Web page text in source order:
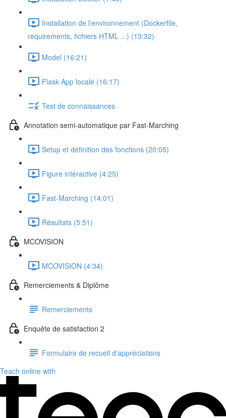
Installation de l'environnement (Dockerfile,
requirements, fichiers HTML ...) (13:32)
Model (16:21)
Flask App locale (16:17)
Test de connaissances
Annotation semi-automatique par Fast-Marching
Setup et définition des fonctions (20:05)
Figure intéractive (4:25)
Fast-Marching (14:01)
Résultats (5:51)
MCOVISION
MCOVISION (4:34)
Remerciements & Diplôme
Remerciements
Enquête de satisfaction 2
Formulaire de recueil d'appréciations
Teach online with